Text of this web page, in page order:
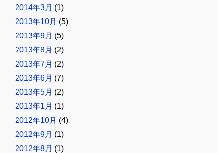
2014年3月 (1)
2013年10月 (5)
2013年9月 (5)
2013年8月 (2)
2013年7月 (2)
2013年6月 (7)
2013年5月 (2)
2013年1月 (1)
2012年10月 (4)
2012年9月 (1)
2012年8月 (1)